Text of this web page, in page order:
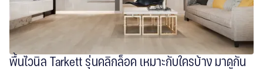
พื้นไวนิล Tarkett รุ่นคลิกล็อค เหมาะกับใครบ้าง มาดูกัน